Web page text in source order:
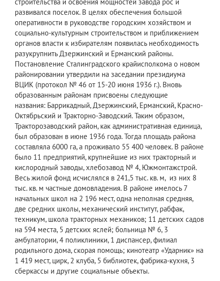
развивался поселок. В целях обеспечения большой
оперативности в руководстве городским хозяйством и
социально-культурным строительством и приближением
органов власти к избирателям появилась необходимость
разукрупнить Дзержинский и Ерманский районы.
Постановление Сталинградского крайисполкома о новом
районировании утвердили на заседании президиума
ВЦИК (протокол № 46 от 15-20 июня 1936 г.). Вновь
образованным районам присвоены следующие
названия: Баррикадный, Дзержинский, Ерманский, Красно-
Октябрьский и Тракторно-Заводский. Таким образом,
Тракторозаводский район, как административная единица,
был образован в июне 1936 года. Тогда площадь района
составляла 6000 га, а проживало 55 400 человек. В районе
было 11 предприятий, крупнейшие из них тракторный и
кислородный заводы, хлебозавод № 4, Южмонтажстрой.
Весь жилой фонд исчислялся в 241,5 тыс. кв. м, из них 8
тыс. кв. м частные домовладения. В районе имелось 7
начальных школ на 2 196 мест, одна неполная средняя,
две средних школы, механический институт, рабфак,
техникум, школа тракторных механиков; 11 детских садов
на 594 места, 5 детских яслей; больница № 6, 3
амбулатории, 4 поликлиники, 1 диспансер, филиал
родильного дома, скорая помощь; кинотеатр «Ударник» на
1 419 мест, цирк, 2 клуба, 5 библиотек, фабрика-кухня, 3
сберкассы и другие социальные объекты.